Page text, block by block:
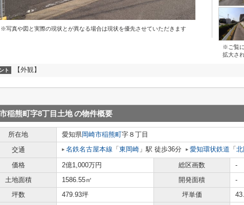
※写真や図と実際の現状とが異なる場合は現状を優先させていただきます
※ご覧
拡大さ
ト 【外観】
稲熊町字8丁目土地の物件概要
所在地 愛知県岡崎市稲熊町字８丁目
交通
名鉄名古屋本線 「 東岡崎 」駅 徒歩36分 愛知環状鉄道 「
価格 2億1,000万円 総区画数
-
土地面積
1586.55㎡ 開発面積
-
坪数
479.93坪 坪単価